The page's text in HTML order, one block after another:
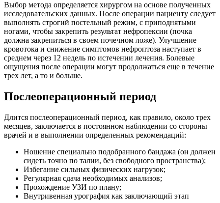
Выбор метода определяется хирургом на основе полученных
исследовательских данных. После операции пациенту следует
выполнять строгий постельный режим, с приподнятыми
ногами, чтобы закрепить результат нефропексии (почка
должна закрепиться в своем почечном ложе). Улучшение
кровотока и снижение симптомов нефроптоза наступает в
среднем через 12 недель по истечении лечения. Болевые
ощущения после операции могут продолжаться еще в течение
трех лет, а то и больше.
Послеоперационный период
Длится послеоперационный период, как правило, около трех
месяцев, заключается в постоянном наблюдении со стороны
врачей и в выполнении определенных рекомендаций:
Ношение специально подобранного бандажа (он должен
сидеть точно по талии, без свободного пространства);
Избегание сильных физических нагрузок;
Регулярная сдача необходимых анализов;
Прохождение УЗИ по плану;
Внутривенная урография как заключающий этап